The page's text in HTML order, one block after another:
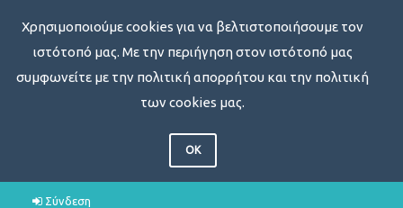
Χρησιμοποιούμε cookies για να βελτιστοποιήσουμε τον
ιστότοπό μας. Με την περιήγηση στον ιστότοπό μας
συμφωνείτε με την πολιτική απορρήτου και την πολιτική
των cookies μας.
OK
Σύνδεση